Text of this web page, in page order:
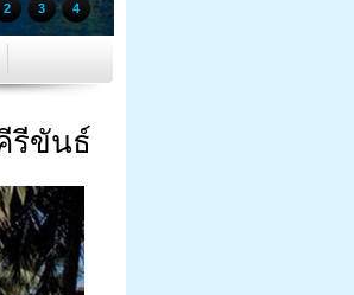
2 3 4
รีขันธ์